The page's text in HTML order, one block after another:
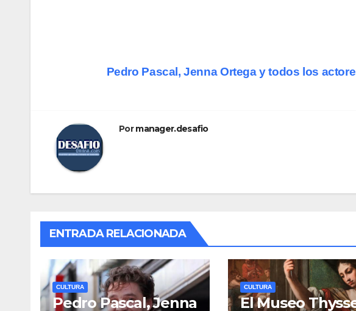
Pedro Pascal, Jenna Ortega y todos los
Pormanager.desafio
ENTRADA RELACIONADA
CULTURA
Pedro Pascal, Jenna
CULTURA
El Museo